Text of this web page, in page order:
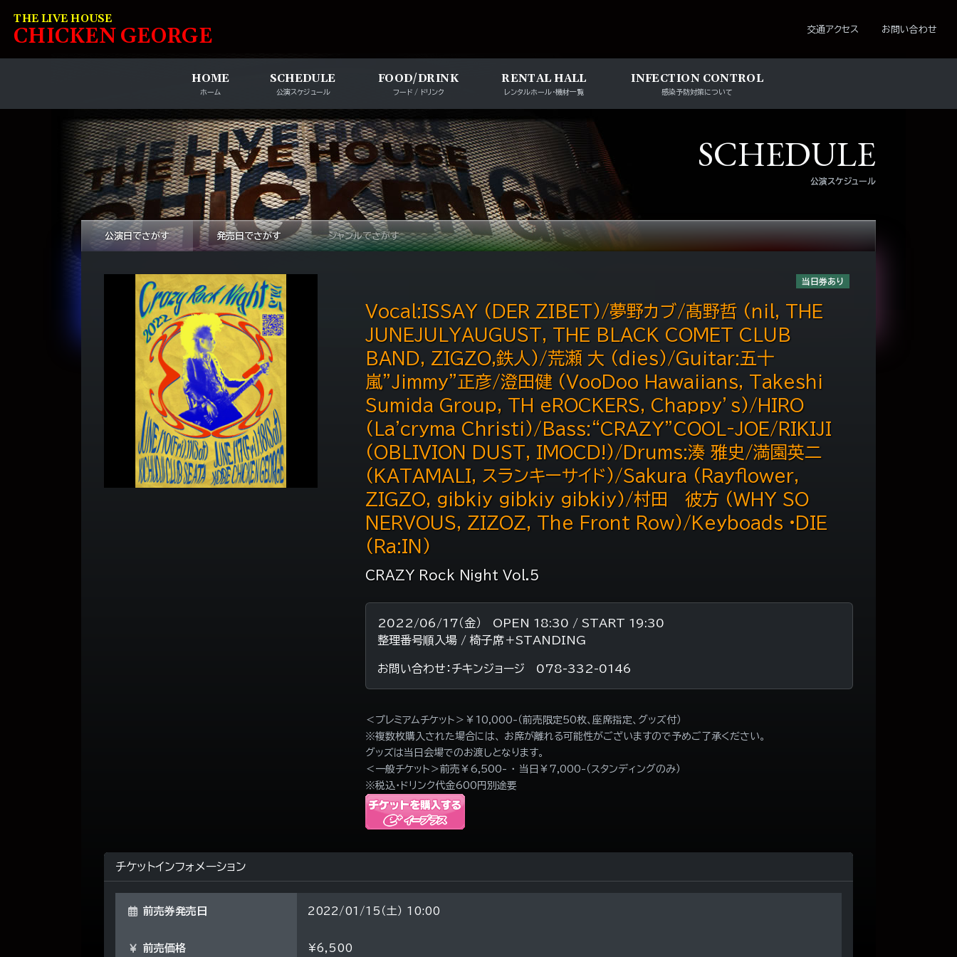
THE LIVE HOUSE
CHICKENGEORGE 交通アクセス お問い合わせ
HOME
ホーム
SCHEDULE
公演スケジュール
FOOD/DRINK
フード / ドリンク
RENTAL HALL
レンタルホール・機材一覧
INFECTION CONTROL
感染予防対策について
公演スケジュール
SCHEDULE
公演日でさがす 発売日でさがす ジャンルでさがす
当日券あり
CRAZY Rock Night Vol.5
Vocal:ISSAY (DER ZIBET)/夢野カブ/髙野哲 (nil, THE
JUNEJULYAUGUST, THE BLACK COMET CLUB
BAND, ZIGZO,鉄人)/荒瀬 大 (dies)/Guitar:五十
嵐”Jimmy”正彦/澄田健 (VooDoo Hawaiians, Takeshi
Sumida Group, TH eROCKERS, Chappy’s)/HIRO
(La'cryma Christi)/Bass:“CRAZY”COOL-JOE/RIKIJI
(OBLIVION DUST, IMOCD!)/Drums:湊 雅史/満園英二
(KATAMALI, スランキーサイド)/Sakura (Rayflower,
ZIGZO, gibkiy gibkiy gibkiy)/村田 彼方 (WHY SO
NERVOUS, ZIZOZ, The Front Row)/Keyboads •DIE
(Ra:IN)
2022/06/17（金） OPEN 18:30 / START 19:30
整理番号順入場 / 椅子席＋STANDING
お問い合わせ：チキンジョージ 078-332-0146
＜プレミアムチケット＞￥10,000-（前売限定50枚、座席指定、グッズ付）
※複数枚購入された場合には、 お席が離れる可能性がございますので予めご了承ください。
グッズは当日会場でのお渡しとなります。
＜一般チケット＞前売￥6,500- ・ 当日￥7,000-（スタンディングのみ）
※税込・ドリンク代金600円別途要
チケットインフォメーション
前売券発売日 2022/01/15（土） 10:00
前売価格 ¥6,500